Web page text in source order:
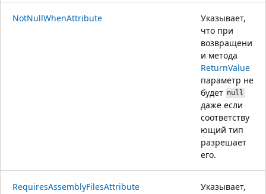
NotNullWhenAttribute
Указывает,
что при
возвращени
и метода
ReturnValue
параметр не
будет null
даже если
соответству
ющий тип
разрешает
его.
RequiresAssemblyFilesAttribute
Указывает,